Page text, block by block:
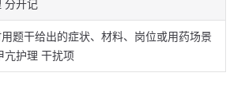
分开记
题干给出的症状、材料、岗位或用药场景
亢护理 干扰项